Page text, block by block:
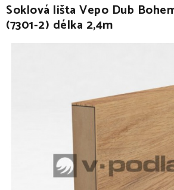
Soklová lišta Vepo Dub
(7301-2) délka 2,4m